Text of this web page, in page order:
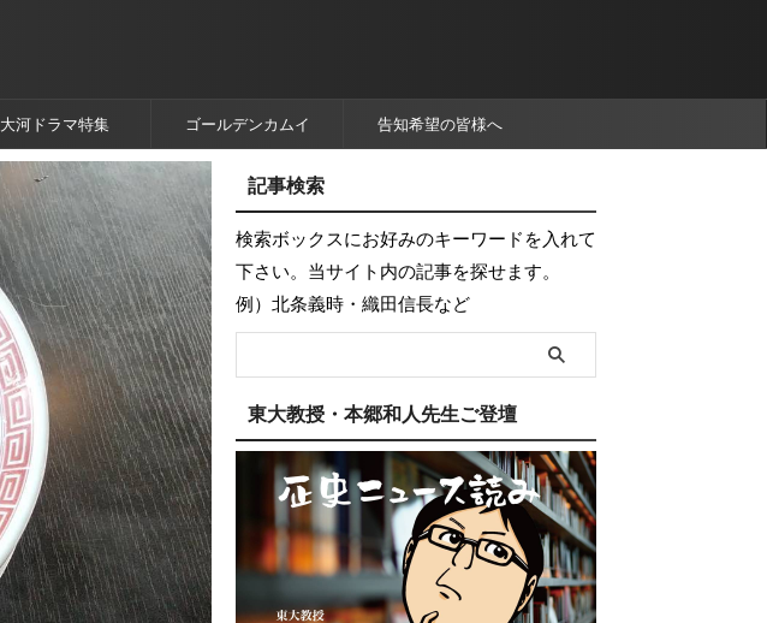
大河ドラマ特集 ゴールデンカムイ 告知希望の皆様へ
記事検索
検索ボックスにお好みのキーワードを入れて
下さい。当サイト内の記事を探せます。
例）北条義時・織田信長など
東大教授・本郷和人先生ご登壇